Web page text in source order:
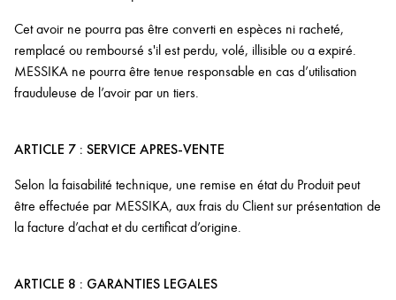
Cet avoir ne pourra pas être converti en espèces ni racheté,
remplacé ou remboursé s'il est perdu, volé, illisible ou a expiré.
MESSIKA ne pourra être tenue responsable en cas d’utilisation
frauduleuse de l’avoir par un tiers.
ARTICLE 7 : SERVICE APRES-VENTE
Selon la faisabilité technique, une remise en état du Produit peut
être effectuée par MESSIKA, aux frais du Client sur présentation de
la facture d’achat et du certificat d’origine.
ARTICLE 8 : GARANTIES LEGALES